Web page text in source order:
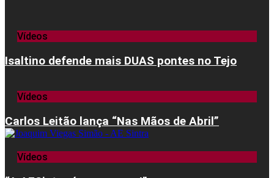
Vídeos
Isaltino defende mais DUAS pontes no Tejo
Vídeos
Carlos Leitão lança “Nas Mãos de Abril”
Vídeos